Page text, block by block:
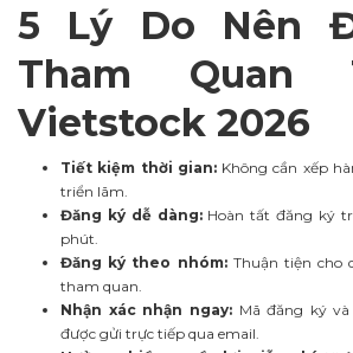
5 Lý Do Nên
Tham Quan
Vietstock 2026
Tiết kiệm thời gian:Không cần xếp
triển lãm.
Đăng ký dễ dàng:Hoàn tất đăng ký
phút.
Đăng ký theo nhóm:Thuận tiện cho
tham quan.
Nhận xác nhận ngay:Mã đăng ký
được gửi trực tiếp qua email.